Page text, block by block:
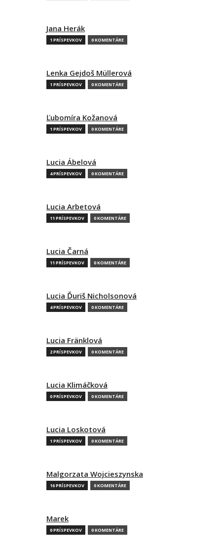
Jana Herák
1 PRÍSPEVKOV 0 KOMENTÁRE
Lenka Gejdoš Müllerová
1 PRÍSPEVKOV 0 KOMENTÁRE
Ľubomíra Kožanová
1 PRÍSPEVKOV 0 KOMENTÁRE
Lucia Ábelová
4 PRÍSPEVKOV 0 KOMENTÁRE
Lucia Arbetová
11 PRÍSPEVKOV 0 KOMENTÁRE
Lucia Čarná
11 PRÍSPEVKOV 0 KOMENTÁRE
Lucia Ďuriš Nicholsonová
4 PRÍSPEVKOV 0 KOMENTÁRE
Lucia Fränklová
2 PRÍSPEVKOV 0 KOMENTÁRE
Lucia Klimáčková
0 PRÍSPEVKOV 0 KOMENTÁRE
Lucia Loskotová
1 PRÍSPEVKOV 0 KOMENTÁRE
Malgorzata Wojcieszynska
16 PRÍSPEVKOV 0 KOMENTÁRE
Marek
0 PRÍSPEVKOV 0 KOMENTÁRE